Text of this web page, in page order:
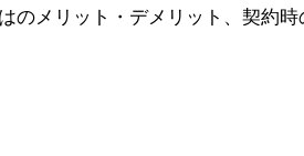
のメリット・デメリット、契約時